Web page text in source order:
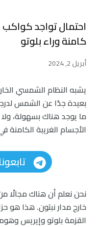
احتمال تواجد
كامنة وراء بلوتو
أبريل 2, 2024
يشبه النظام الشمسي
بعيدة جدًا عن الشمس
ما يوجد هناك بسهولة،
الأجسام الغريبة
نحن نعلم أن هناك مجالًا
خارج مدار نبتون. هذا هو
القزمة بلوتو وإيريس